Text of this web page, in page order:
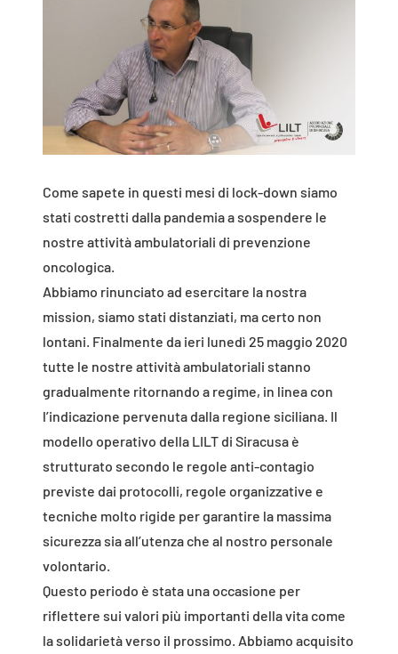
Come sapete in questi mesi di lock-down siamo
stati costretti dalla pandemia a sospendere le
nostre attività ambulatoriali di prevenzione
oncologica.
Abbiamo rinunciato ad esercitare la nostra
mission, siamo stati distanziati, ma certo non
lontani. Finalmente da ieri lunedì 25 maggio 2020
tutte le nostre attività ambulatoriali stanno
gradualmente ritornando a regime, in linea con
l’indicazione pervenuta dalla regione siciliana. Il
modello operativo della LILT di Siracusa è
strutturato secondo le regole anti-contagio
previste dai protocolli, regole organizzative e
tecniche molto rigide per garantire la massima
sicurezza sia all’utenza che al nostro personale
volontario.
Questo periodo è stata una occasione per
riflettere sui valori più importanti della vita come
la solidarietà verso il prossimo. Abbiamo acquisito